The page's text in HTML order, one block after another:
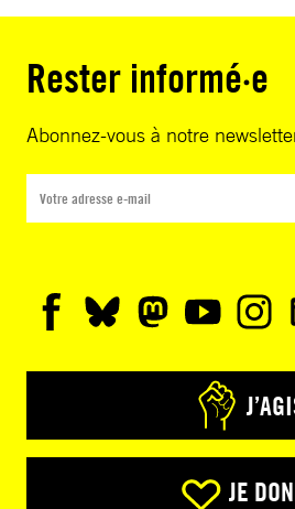
Rester informé·e
Abonnez-vous à notre
JE